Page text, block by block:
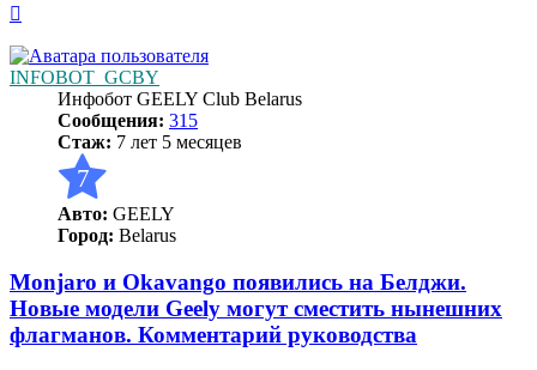
началу
INFOBOT_GCBY
Инфобот GEELY Club Belarus
Сообщения: 315
Стаж: 7 лет 5 месяцев
7
Авто: GEELY
Город: Belarus
Monjaro и Okavango появились на Белджи.
Новые модели Geely могут сместить нынешних
флагманов. Комментарий руководства